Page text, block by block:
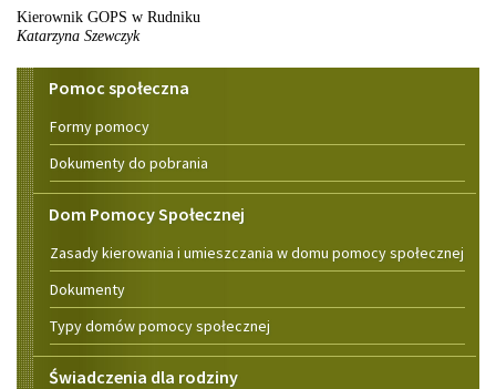
Kierownik GOPS w Rudniku
Katarzyna Szewczyk
MenuPomoc społeczna
Formy pomocy
Dokumenty do pobrania
Dom Pomocy Społecznej
Zasady kierowania i umieszczania w domu pomocy społecznej
Dokumenty
Typy domów pomocy społecznej
Świadczenia dla rodziny